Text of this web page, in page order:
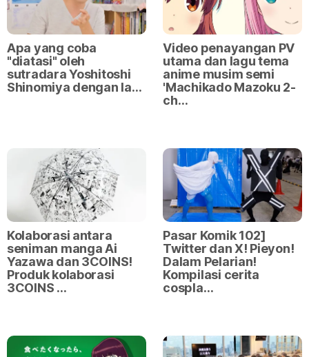
Apa yang coba
"diatasi" oleh
sutradara Yoshitoshi
Shinomiya dengan la…
Video penayangan PV
utama dan lagu tema
anime musim semi
'Machikado Mazoku 2-
ch…
Kolaborasi antara
seniman manga Ai
Yazawa dan 3COINS!
Produk kolaborasi
3COINS …
Pasar Komik 102]
Twitter dan X! Pieyon!
Dalam Pelarian!
Kompilasi cerita
cospla…